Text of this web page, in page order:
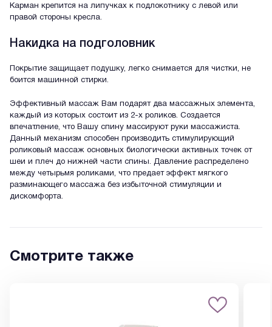
Карман крепится на липучках к подлокотнику с левой или
правой стороны кресла.
Накидка на подголовник
Покрытие защищает подушку, легко снимается для чистки, не
боится машинной стирки.
Эффективный массаж Вам подарят два массажных элемента,
каждый из которых состоит из 2-х роликов. Создается
впечатление, что Вашу спину массируют руки массажиста.
Данный механизм способен производить стимулирующий
роликовый массаж основных биологически активных точек от
шеи и плеч до нижней части спины. Давление распределено
между четырьмя роликами, что предает эффект мягкого
разминающего массажа без избыточной стимуляции и
дискомфорта.
Смотрите также